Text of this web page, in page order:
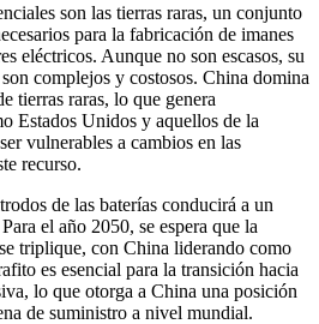
son las tierras raras, un conjunto
para la fabricación de imanes
eléctricos. Aunque no son escasos, su
complejos y costosos. China domina
tierras raras, lo que genera
Estados Unidos y aquellos de la
vulnerables a cambios en las
recurso.
de las baterías conducirá a un
el año 2050, se espera que la
triplique, con China liderando como
es esencial para la transición hacia
lo que otorga a China una posición
de suministro a nivel mundial.